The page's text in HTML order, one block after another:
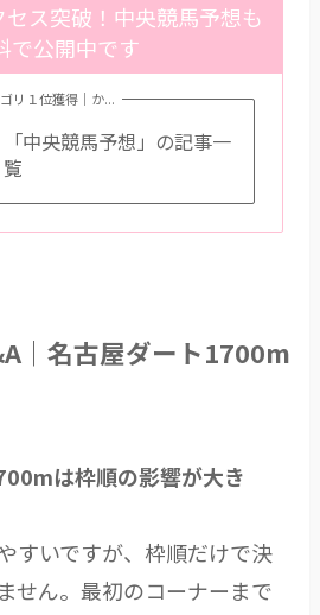
ス突破！中央競馬予想も
で公開中です
リ１位獲得｜か...
「中央競馬予想」の記事一
覧
｜名古屋ダート1700m
は枠順の影響が大き
すいですが、枠順だけで決
せん。最初のコーナーまで